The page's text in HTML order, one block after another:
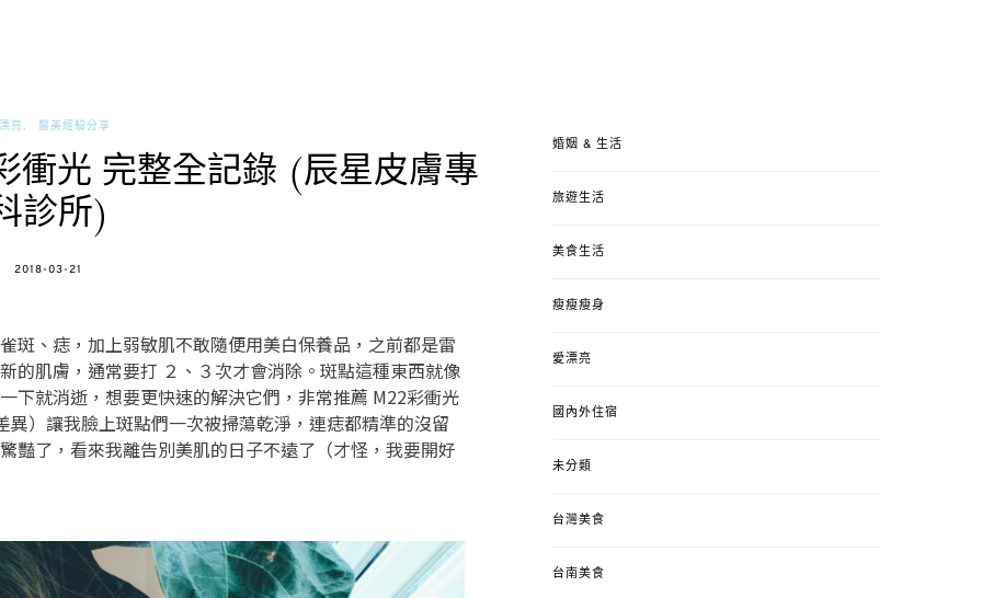
亮 醫美經驗分享
衝光 完整全記錄 (辰星皮膚專
診所)
POSTED
2018-03-21
斑、痣，加上弱敏肌不敢隨便用美白保養品，之前都是雷
的肌膚，通常要打 ２、３次才會消除。斑點這種東西就像
下就消逝，想要更快速的解決它們，非常推薦 M22彩衝光
）讓我臉上斑點們一次被掃蕩乾淨，連痣都精準的沒留
豔了，看來我離告別美肌的日子不遠了（才怪，我要開好
婚姻 & 生活
旅遊生活
美食生活
瘦瘦瘦身
愛漂亮
國內外住宿
未分類
台灣美食
台南美食